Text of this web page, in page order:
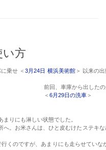
い方
乗せ ＜3月24日 横浜美術館＞ 以来の
前回、車庫から出した
＜6月29日の洗車 ＞
りにも淋しい状態でした。
。お米さんは、ひと皮むけたステキ
くのですが、あまりにも走らせていな